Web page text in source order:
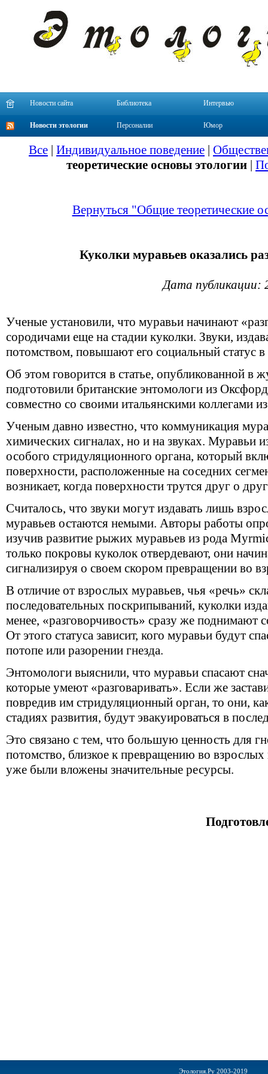
Новости сайта Библиотека Интервью
Новости этологии Персоналии Юмор
Все | Индивидуальное поведение |
теоретические основы этологии |
Вернуться "Общие теоретические
Куколки муравьев оказались
Дата публикации:
Ученые установили, что муравьи начинают
сородичами еще на стадии куколки. Звуки,
потомством, повышают его социальный статус в
Об этом говорится в статье, опубликованной в
подготовили британские энтомологи из
совместно со своими итальянскими коллегами
Ученым давно известно, что коммуникация
химических сигналах, но и на звуках. Муравьи
особого стридуляционного органа, который
поверхности, расположенные на соседних
возникает, когда поверхности трутся друг о
Считалось, что звуки могут издавать лишь
муравьев остаются немыми. Авторы работы
изучив развитие рыжих муравьев из рода
только покровы куколок отвердевают, они
сигнализируя о своем скором превращении во
В отличие от взрослых муравьев, чья «речь»
последовательных поскрипываний, куколки
менее, «разговорчивость» сразу же поднимают
От этого статуса зависит, кого муравьи будут
потопе или разорении гнезда.
Энтомологи выяснили, что муравьи спасают
которые умеют «разговаривать». Если же
повредив им стридуляционный орган, то они,
стадиях развития, будут эвакуироваться в
Это связано с тем, что большую ценность для
потомство, близкое к превращению во взрослых
уже были вложены значительные ресурсы.
Этология.Ру 2003-2019